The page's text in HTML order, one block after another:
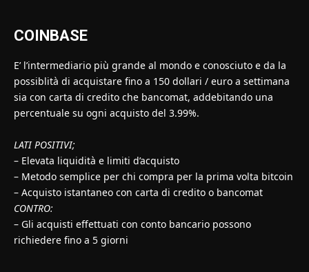
COINBASE
E’ l’intermediario più grande al mondo e conosciuto e da la
possiblità di acquistare fino a 150 dollari / euro a settimana
sia con carta di credito che bancomat, addebitando una
percentuale su ogni acquisto del 3.99%.
LATI POSITIVI;
– Elevata liquidità e limiti d’acquisto
– Metodo semplice per chi compra per la prima volta bitcoin
– Acquisto istantaneo con carta di credito o bancomat
CONTRO:
– Gli acquisti effettuati con conto bancario possono
richiedere fino a 5 giorni